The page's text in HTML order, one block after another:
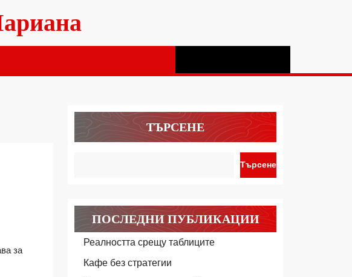
ТЪРСЕНЕ
Търсене
ПОСЛЕДНИ ПУБЛИКАЦИИ
Реалността срещу таблиците
Кафе без стратегии